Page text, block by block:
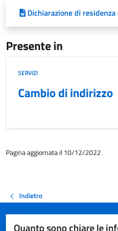
Dichiarazione di residenza
Presente in
SERVIZI
Cambio di indirizzo
Pagina aggiornata il 10/12/2022
Indietro
Quanto sono chiare le